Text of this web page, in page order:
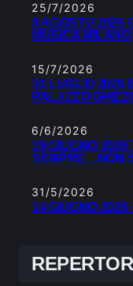
25/7/2026
8 AGOSTO 2026
MUSICA MILANO
15/7/2026
31 LUGLIO 2026
PALAZZO
6/6/2026
19 GIUGNO 2026
SEMPRE…NON
31/5/2026
14 GIUGNO 2026